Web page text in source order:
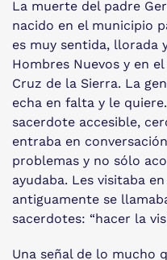
La muerte del padre
nacido en el municipio
es muy sentida, llorada
Hombres Nuevos y en
Cruz de la Sierra. La
echa en falta y le
sacerdote accesible,
entraba en
problemas y no sólo
ayudaba. Les visitaba
antiguamente se
sacerdotes: “hacer la
Una señal de lo mucho